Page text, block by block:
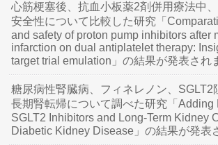
心筋梗塞後、抗血小板薬2剤併用療法中、
安全性について比較した研究「
and safety of proton pump inhibitors after
infarction on dual antiplatelet therapy:
target trial emulation」の結果が発表され
糖尿病性腎臓病、フィネレノン、SGLT2
長期腎転帰について調べた研究「Adding
SGLT2 Inhibitors and Long-Term Kidney
Diabetic Kidney Disease」の結果が発表